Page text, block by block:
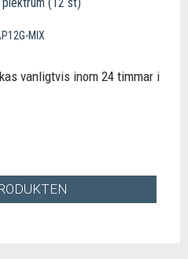
MIX
vanligtvis inom 24 timmar i